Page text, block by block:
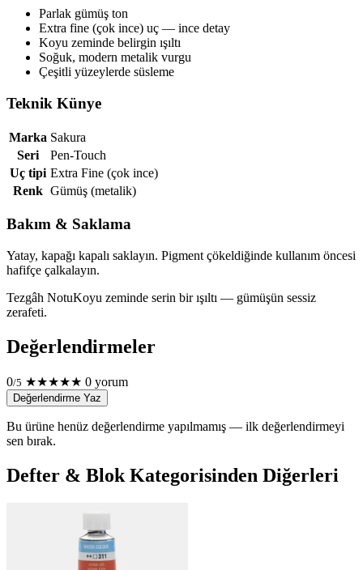
Parlak gümüş ton
Extra fine (çok ince) uç — ince detay
Koyu zeminde belirgin ışıltı
Soğuk, modern metalik vurgu
Çeşitli yüzeylerde süsleme
Teknik Künye
Marka Sakura
Seri
Pen-Touch
Uç tipi Extra Fine (çok ince)
Renk Gümüş (metalik)
Bakım & Saklama
Yatay, kapağı kapalı saklayın. Pigment çökeldiğinde kullanım öncesi
hafifçe çalkalayın.
Tezgâh NotuKoyu zeminde serin bir ışıltı — gümüşün sessiz
zerafeti.
Değerlendirmeler
0/5 ★★★★★ 0 yorum
Değerlendirme Yaz
Bu ürüne henüz değerlendirme yapılmamış — ilk değerlendirmeyi
sen bırak.
Defter & Blok Kategorisinden Diğerleri